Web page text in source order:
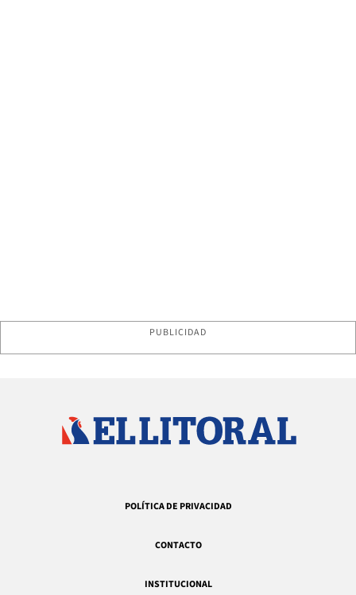
PUBLICIDAD
POLÍTICA DE PRIVACIDAD
CONTACTO
INSTITUCIONAL